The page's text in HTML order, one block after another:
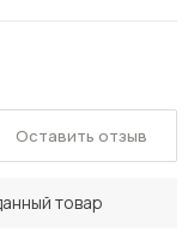
товар
Оставить отзыв